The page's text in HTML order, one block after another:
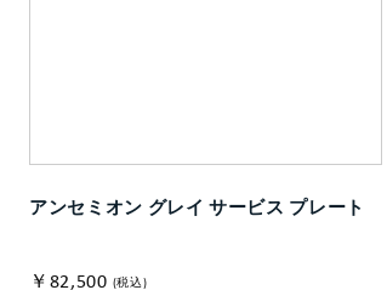
アンセミオン グレイ サービス プレート
￥82,500 (税込)